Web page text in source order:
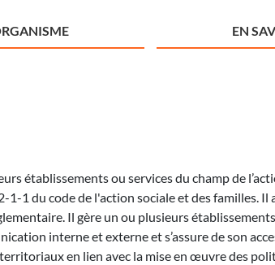
EN
établissements ou services du champ de
1 du code de l'action sociale et des familles. Il
Il gère un ou plusieurs
interne et externe et s’assure de son
en lien avec la mise en œuvre des